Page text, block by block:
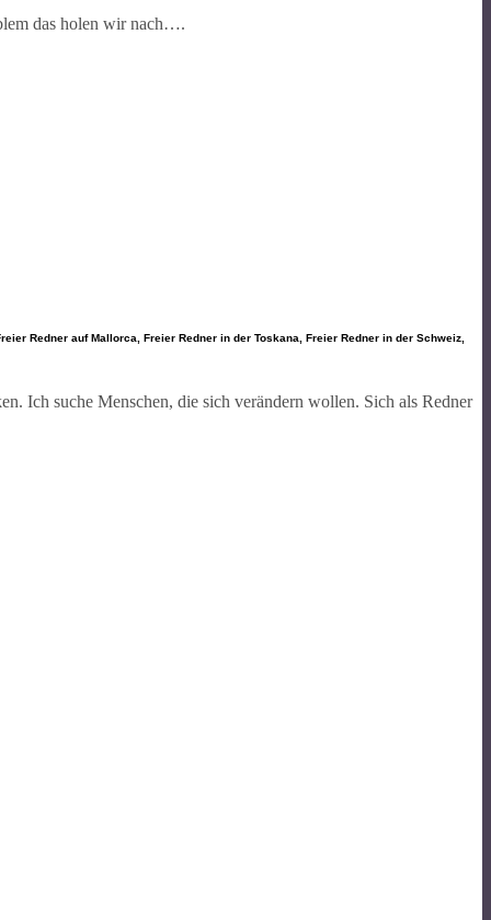
das holen wir nach….
Redner auf Mallorca, Freier Redner in der Toskana, Freier Redner in der Schweiz,
Ich suche Menschen, die sich verändern wollen. Sich als Redner